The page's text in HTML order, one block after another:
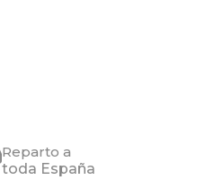
Reparto a
toda España